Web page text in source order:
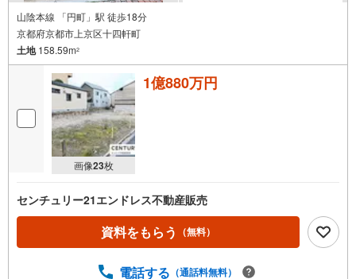
山陰本線 「円町」駅 徒歩18分
京都府京都市上京区十四軒町
土地158.59m2
画像23枚
1億880万円
センチュリー21エンドレス不動産販売
資料をもらう （無料）
電話する （通話料無料）